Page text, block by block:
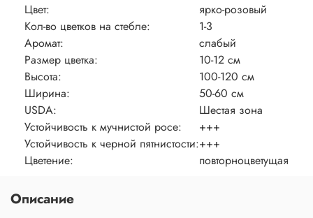
Цвет:
ярко-розовый
Кол-во цветков на стебле:
1-3
Аромат:
слабый
Размер цветка:
10-12 см
Высота:
100-120 см
Ширина:
50-60 см
USDA:
Шестая зона
Устойчивость к мучнистой росе:
+++
Устойчивость к черной пятнистости:+++
Цветение:
повторноцветущая
Описание